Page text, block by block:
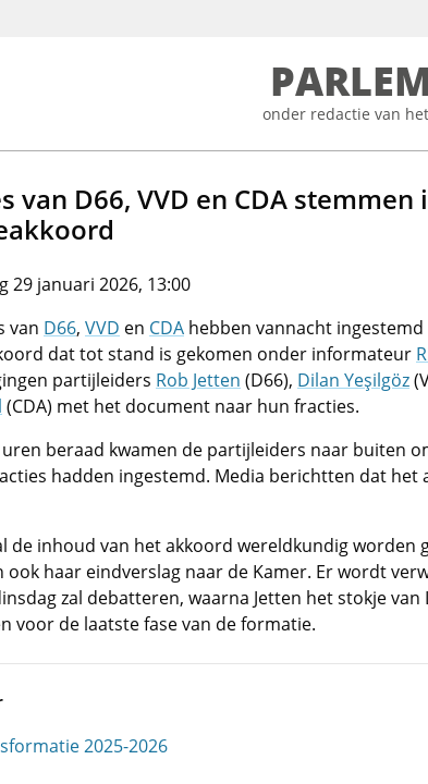
onder redactie van het
van D66, VVD en CDA stemmen
29 januari 2026, 13:00
van D66, VVD en CDA hebben vannacht
dat tot stand is gekomen onder informateur
partijleiders Rob Jetten (D66), Dilan Yeşilgöz
(CDA) met het document naar hun fracties.
uren beraad kwamen de partijleiders naar buiten
hadden ingestemd. Media berichtten dat het
de inhoud van het akkoord wereldkundig worden
haar eindverslag naar de Kamer. Er wordt
zal debatteren, waarna Jetten het stokje van
voor de laatste fase van de formatie.
2025-2026